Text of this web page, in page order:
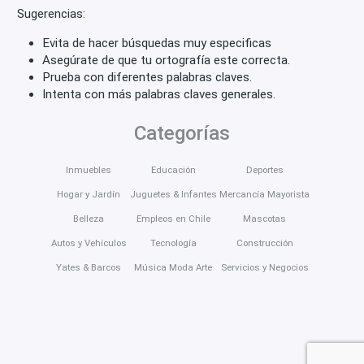
Sugerencias:
Evita de hacer búsquedas muy especificas
Asegúrate de que tu ortografía este correcta.
Prueba con diferentes palabras claves.
Intenta con más palabras claves generales.
Categorías
Inmuebles
Hogar y Jardín
Belleza
Autos y Vehículos
Yates & Barcos
Educación
Juguetes & Infantes
Empleos en Chile
Tecnología
Música Moda Arte
Deportes
Mercancía Mayorista
Mascotas
Construcción
Servicios y Negocios